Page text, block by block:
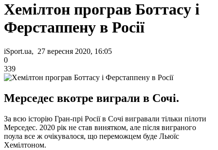
Хемілтон програв Боттасу і
Ферстаппену в Росії
iSport.ua, 27 вересня 2020, 16:05
0
339
Мерседес вкотре виграли в Сочі.
За всю історію Гран-прі Росії в Сочі вигравали тільки пілоти
Мерседес. 2020 рік не став винятком, але після виграного
поула все ж очікувалося, що переможцем буде Льюїс
Хемілтоном.